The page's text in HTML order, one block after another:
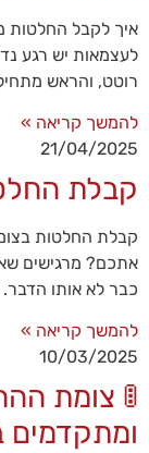
איך לקבל החלטות
לעצמאות יש רגע
רוטט, והראש
להמשך קריאה »
21/04/2025
קבלת
קבלת החלטות
אתכם? מרגישים
כבר לא אותו
להמשך קריאה »
10/03/2025
🚦 צומת
ומתקדמים